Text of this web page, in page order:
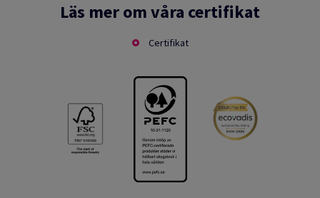
Läs mer om våra certifikat
Certifikat